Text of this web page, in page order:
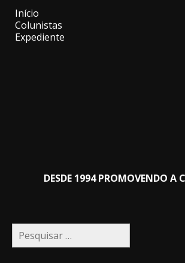
Início
Colunistas
Expediente
DESDE 1994 PROMOVENDO A
Pesquisar
por: